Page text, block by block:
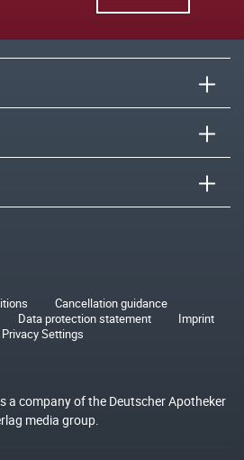
Cancellation guidance
Data protection statement
Imprint
Privacy Settings
a company of the Deutscher Apotheker
media group.